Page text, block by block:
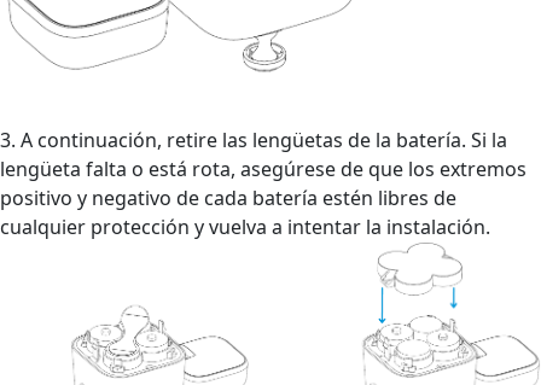
3. A continuación, retire las lengüetas de la batería. Si la
lengüeta falta o está rota, asegúrese de que los extremos
positivo y negativo de cada batería estén libres de
cualquier protección y vuelva a intentar la instalación.